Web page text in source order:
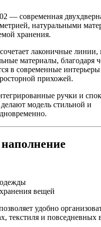
— современная
натуральными
хранения.
лаконичные линии,
материалы, благодаря
в современные
прихожей.
ручки и
модель стильной и
вещей
удобно
текстиля и повседневных